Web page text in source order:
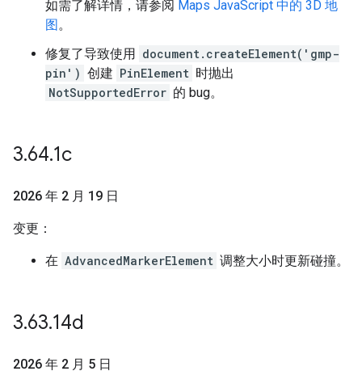
如需了解详情，请参阅 Maps JavaScript 中的 3D 地
图。
修复了导致使用 document.createElement('gmp-
pin') 创建 PinElement 时抛出
NotSupportedError 的 bug。
3.64.1c
2026 年 2 月 19 日
变更：
在 AdvancedMarkerElement 调整大小时更新碰撞。
3.63.14d
2026 年 2 月 5 日